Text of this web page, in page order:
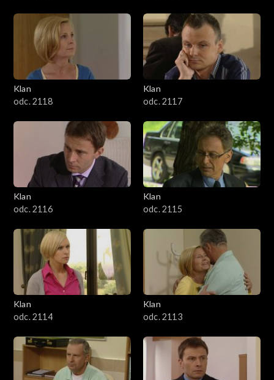
Klan
odc. 2118
Klan
odc. 2117
Klan
odc. 2116
Klan
odc. 2115
Klan
odc. 2114
Klan
odc. 2113